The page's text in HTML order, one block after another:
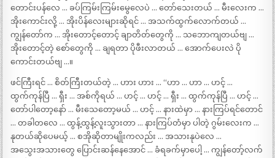
တောင်းပန်လေ … ခပ်ကြမ်းကြမ်းမွေလေပဲ … တော်သေးတယ် … မီးလေးက …
အိုးကောင်းလို့ … အိုးပိန်လေးများဆိုရင် … အသက်ထွက်လောက်တယ် …
ကျွန်တော်က … အိုးတောင့်တောင့် ချာတိတ်တွေကို … သဘောကျတယ်ဗျ …
အိုးတောင့်တဲ့ စော်တွေကို … ချရတာ ပိုဖီးလာတယ် … အောက်ပေးလဲ ပို
ကောင်းတယ်ဗျ …။
ဖင်ကြီးရင် … စိတ်ကြီးတယ်တဲ့ … ဟား ဟား … “ဟာ … ဟာ … ဟင့် …
ထွက်ကုန်ပြီ … ရှီး … အစ်ကိုရယ် … ဟင့် … ဟင့် … ရှီး … ထွက်ကုန်ပြီ … ဟင့် …
တော်ပါတော့နော် … မီးသေတော့မယ် … ဟင့် … နားထဲမှာ … နားကြပ်ရင်တောင်
… တခါတလေ … ထွန့်ထွန့်လူးသွားတာ … နားကြပ်တံမှာ ပါတဲ့ ဂွမ်းလေးက …
နုတယ်ဆိုပေမယ့် … စအိုဆိုတာမျိုးကလည်း … အသားနုပဲလေ …
အသွေးအသားတွေ ပြောင်းဆန်နေအောင် … ခံရခက်မှာပေါ့ … ကျွန်တော့်လက်